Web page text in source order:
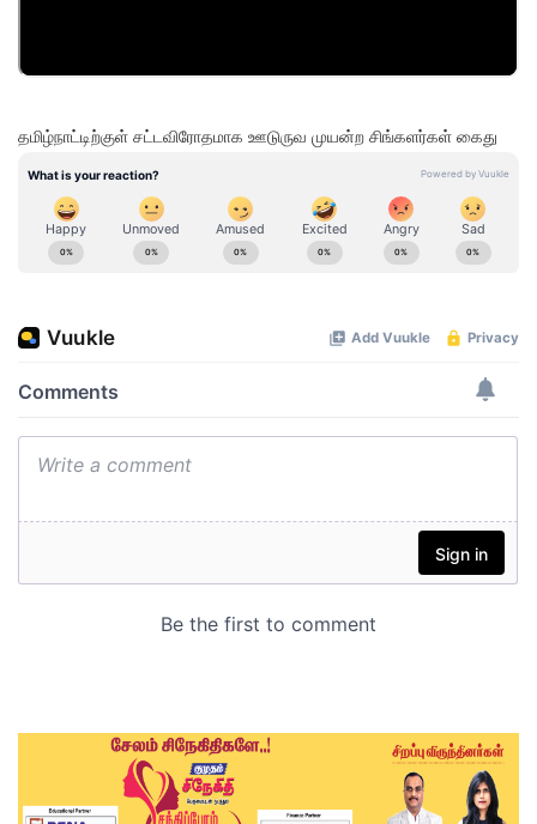
தமிழ்நாட்டிற்குள் சட்டவிரோதமாக ஊடுருவ முயன்ற சிங்களர்கள் கைது